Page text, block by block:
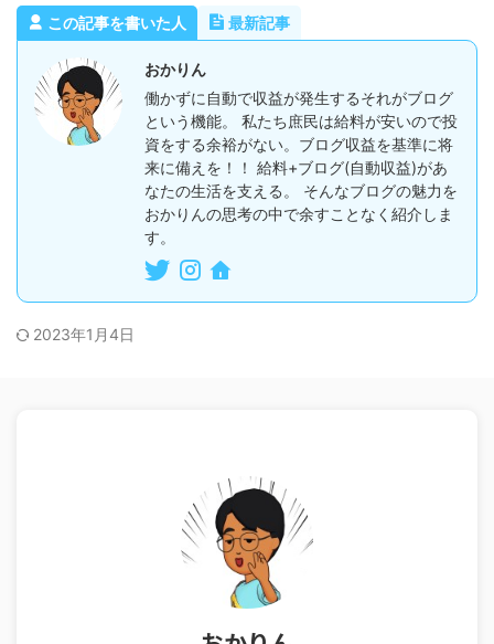
この記事を書いた人 最新記事
おかりん
働かずに自動で収益が発生するそれがブログ
という機能。 私たち庶民は給料が安いので投
資をする余裕がない。ブログ収益を基準に将
来に備えを！！ 給料+ブログ(自動収益)があ
なたの生活を支える。 そんなブログの魅力を
おかりんの思考の中で余すことなく紹介しま
す。
2023年1月4日